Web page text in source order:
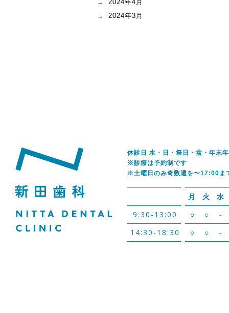
2024年4月
2024年3月
休診日 水・日・祭日・盆・年末
※診療は予約制です
※土曜日のみ奇数週を〜17:00ま
月 火
水
9:30-13:00
○ ○ -
14:30-18:30 ○ ○ -